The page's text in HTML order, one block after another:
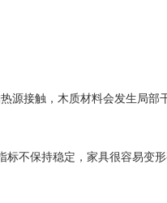
接触，木质材料会发生局部
不保持稳定，家具很容易变形